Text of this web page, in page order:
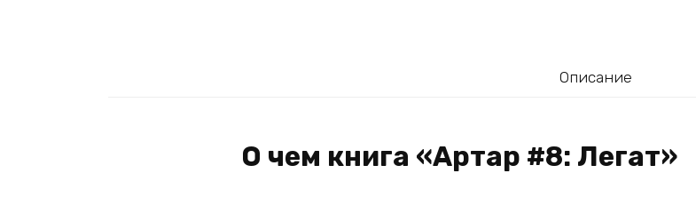
Описание
О чем книга «Артар #8: Легат»